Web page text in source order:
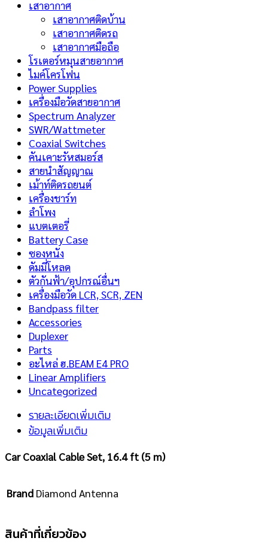
เสาอากาศ
เสาอากาศติดบ้าน
เสาอากาศติดรถ
เสาอากาศมือถือ
โรเตอร์หมุนสายอากาศ
ไมค์โครโฟน
Power Supplies
เครื่องมือวัดสายอากาศ
Spectrum Analyzer
SWR/Wattmeter
Coaxial Switches
คันเคาะรัหสมอร์ส
สายนำสัญญาณ
เม้าท์ติดรถยนต์
เครื่องชาร์ท
ลำโพง
แบตเตอรี่
Battery Case
ซองหนัง
ดัมมี่โหลด
ตัวกันฟ้า/อุปกรณ์อื่นฯ
เครื่องมือวัด LCR, SCR, ZEN
Bandpass filter
Accessories
Duplexer
Parts
อะไหล่ ฮ.BEAM E4 PRO
Linear Amplifiers
Uncategorized
รายละเอียดเพิ่มเติม
ข้อมูลเพิ่มเติม
Car Coaxial Cable Set, 16.4 ft (5 m)
Brand Diamond Antenna
สินค้าที่เกี่ยวข้อง